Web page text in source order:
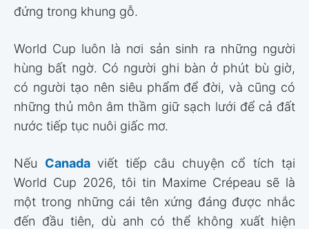
đứng trong khung gỗ.
World Cup luôn là nơi sản sinh ra những người
hùng bất ngờ. Có người ghi bàn ở phút bù giờ,
có người tạo nên siêu phẩm để đời, và cũng có
những thủ môn âm thầm giữ sạch lưới để cả đất
nước tiếp tục nuôi giấc mơ.
Nếu Canadaviết tiếp câu chuyện cổ tích tại
World Cup 2026, tôi tin Maxime Crépeau sẽ là
một trong những cái tên xứng đáng được nhắc
đến đầu tiên, dù anh có thể không xuất hiện